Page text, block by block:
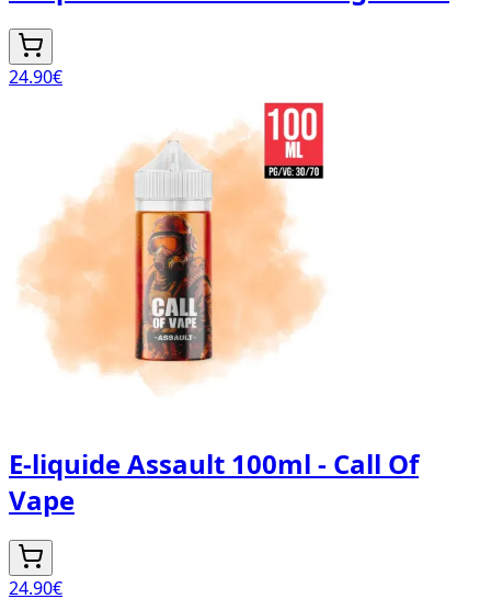
24.90€
E-liquide Assault 100ml - Call Of
Vape
24.90€